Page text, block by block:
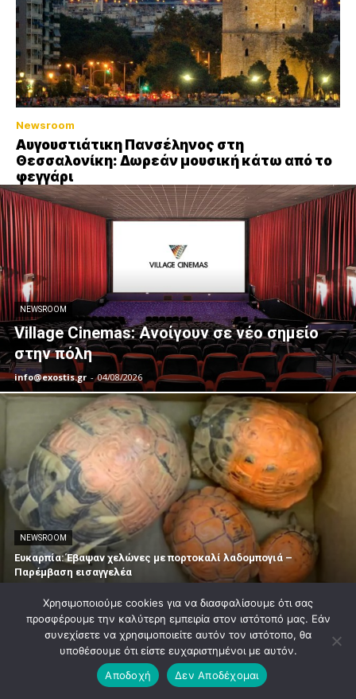
Newsroom
Αυγουστιάτικη Πανσέληνος στη
Θεσσαλονίκη: Δωρεάν μουσική κάτω από το
φεγγάρι
NEWSROOM
Village Cinemas: Ανοίγουν σε νέο σημείο
στην πόλη
info@exostis.gr - 04/08/2026
NEWSROOM
Ευκαρπία: Έβαψαν χελώνες με πορτοκαλί λαδομπογιά –
Παρέμβαση εισαγγελέα
Χρησιμοποιούμε cookies για να διασφαλίσουμε ότι σας
προσφέρουμε την καλύτερη εμπειρία στον ιστότοπό μας. Εάν
συνεχίσετε να χρησιμοποιείτε αυτόν τον ιστότοπο, θα
υποθέσουμε ότι είστε ευχαριστημένοι με αυτόν.
Αποδοχή
Δεν Αποδέχομαι